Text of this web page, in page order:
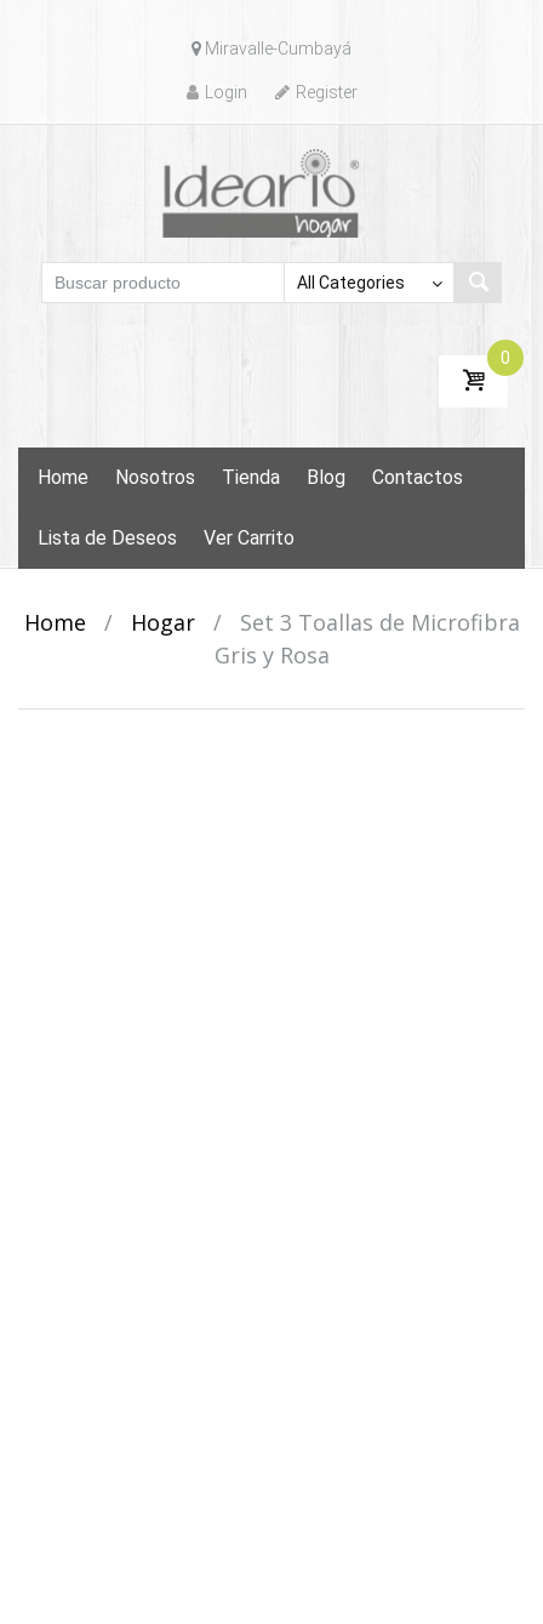
to
Miravalle-Cumbayá
Login Register
0
Home Nosotros Tienda Blog Contactos
Lista de Deseos Ver Carrito
Home / Hogar /
Set 3 Toallas de Microfibra
Gris y Rosa